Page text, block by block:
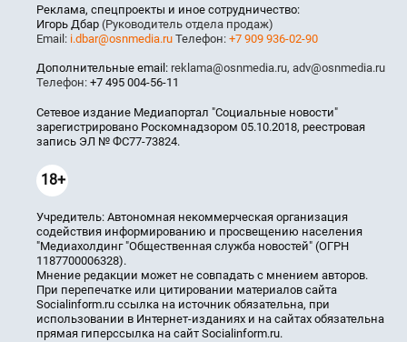
Реклама, спецпроекты и иное сотрудничество:
Игорь Дбар (Руководитель отдела продаж)
Email: i.dbar@osnmedia.ru Телефон: +7 909 936-02-90
Дополнительные email: reklama@osnmedia.ru, adv@osnmedia.ru
Телефон: +7 495 004-56-11
Сетевое издание Медиапортал "Социальные новости"
зарегистрировано Роскомнадзором 05.10.2018, реестровая
запись ЭЛ № ФС77-73824.
18+
Учредитель: Автономная некоммерческая организация
содействия информированию и просвещению населения
"Медиахолдинг "Общественная служба новостей" (ОГРН
1187700006328).
Мнение редакции может не совпадать с мнением авторов.
При перепечатке или цитировании материалов сайта
Socialinform.ru ссылка на источник обязательна, при
использовании в Интернет-изданиях и на сайтах обязательна
прямая гиперссылка на сайт Socialinform.ru.